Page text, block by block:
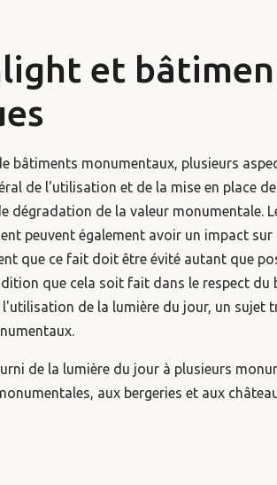
et
bâtiments monumentaux, plusieurs
de l'utilisation et de la mise en place
dégradation de la valeur monumentale.
peuvent également avoir un impact
que ce fait doit être évité autant que
que cela soit fait dans le respect du
l'utilisation de la lumière du jour, un sujet
de la lumière du jour à plusieurs
aux bergeries et aux